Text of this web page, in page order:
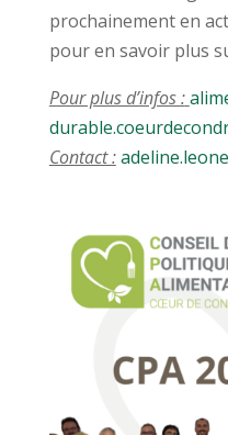
prochainement en
pour en savoir plus
Pour plus d’infos :
durable
Contact :